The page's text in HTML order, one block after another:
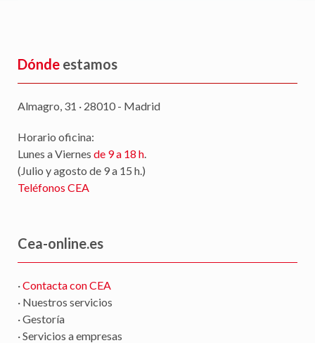
Dónde estamos
Almagro, 31 · 28010 - Madrid
Horario oficina:
Lunes a Viernes de 9 a 18 h.
(Julio y agosto de 9 a 15 h.)
Teléfonos CEA
Cea-online.es
·Contacta con CEA
· Nuestros servicios
· Gestoría
· Servicios a empresas